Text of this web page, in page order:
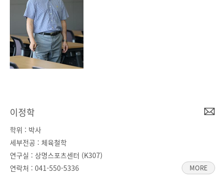
이정학
학위 : 박사
세부전공 : 체육철학
연구실 : 상명스포츠센터 (K307)
연락처 : 041-550-5336 MORE